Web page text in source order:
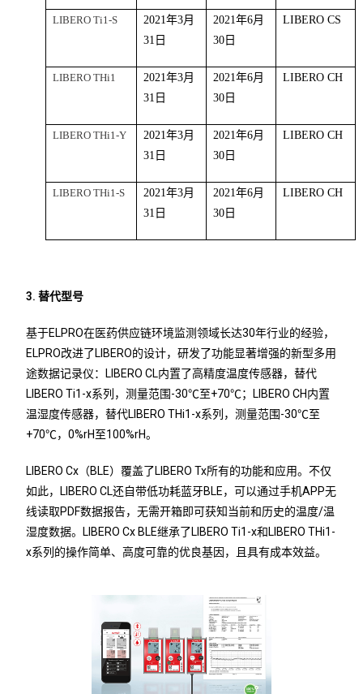
LIBERO Ti1-S 2021年3月
31 日
2021年6月
30日
LIBERO CS
LIBERO THi1 2021年3月
31 日
2021年6月
30日
LIBERO CH
LIBERO THi1-Y 2021年3月
31 日
2021年6月
30日
LIBERO CH
LIBERO THi1-S 2021年3月
31 日
2021年6月
30日
LIBERO CH
3. 替代型号
基于ELPRO在医药供应链环境监测领域长达30年行业的经验，
ELPRO改进了LIBERO的设计，研发了功能显著增强的新型多用
途数据记录仪：LIBERO CL内置了高精度温度传感器，替代
LIBERO Ti1-x系列，测量范围-30℃至+70℃；LIBERO CH内置
温湿度传感器，替代LIBERO THi1-x系列，测量范围-30℃至
+70℃，0%rH至100%rH。
LIBERO Cx（BLE）覆盖了LIBERO Tx所有的功能和应用。不仅
如此，LIBERO CL还自带低功耗蓝牙BLE，可以通过手机APP无
线读取PDF数据报告，无需开箱即可获知当前和历史的温度/温
湿度数据。LIBERO Cx BLE继承了LIBERO Ti1-x和LIBERO THi1-
x系列的操作简单、高度可靠的优良基因，且具有成本效益。